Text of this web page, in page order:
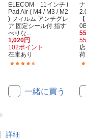
ELECOM 11インチ i
Pad Air ( M4 / M3 / M2
) フィルム アンチグレ
ア 固定シール付 指す
べりな...
1,020円
102ポイント
在庫あり
一緒に買う
荷
詳細